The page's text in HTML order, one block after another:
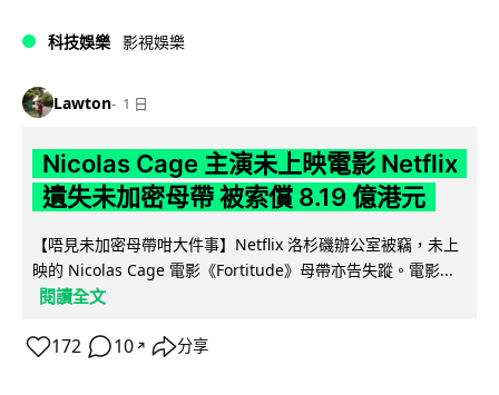
科技娛樂 影視娛樂
Lawton 1 日
Nicolas Cage 主演未上映電影 Netflix
遺失未加密母帶 被索償 8.19 億港元
【唔見未加密母帶咁大件事】Netflix 洛杉磯辦公室被竊，未上
映的 Nicolas Cage 電影《Fortitude》母帶亦告失蹤。電影...
閱讀全文
172 10 ↗ 分享